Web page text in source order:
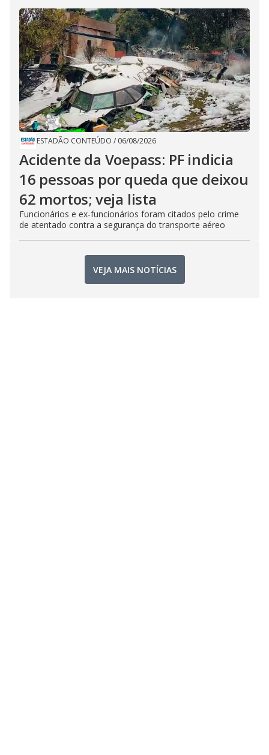
ESTADÃO CONTEÚDO / 06/08/2026
Acidente da Voepass: PF indicia
16 pessoas por queda que deixou
62 mortos; veja lista
Funcionários e ex-funcionários foram citados pelo crime
de atentado contra a segurança do transporte aéreo
VEJA MAIS NOTÍCIAS